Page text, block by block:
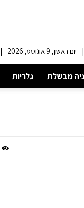
| יום ראשון, 9 אוגוסט, 2026 |
מבשלת גלריות